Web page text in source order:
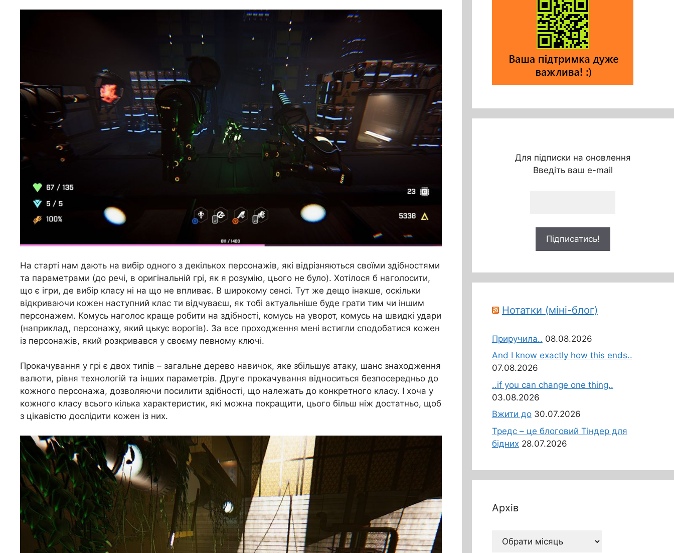
На старті нам дають на вибір одного з декількох персонажів, які відрізняються своїми здібностями
та параметрами (до речі, в оригінальній грі, як я розумію, цього не було). Хотілося б наголосити,
що є ігри, де вибір класу ні на що не впливає. В широкому сенсі. Тут же дещо інакше, оскільки
відкриваючи кожен наступний клас ти відчуваєш, як тобі актуальніше буде грати тим чи іншим
персонажем. Комусь наголос краще робити на здібності, комусь на уворот, комусь на швидкі удари
(наприклад, персонажу, який цькує ворогів). За все проходження мені встигли сподобатися кожен
із персонажів, який розкривався у своєму певному ключі.
Прокачування у грі є двох типів – загальне дерево навичок, яке збільшує атаку, шанс знаходження
валюти, рівня технологій та інших параметрів. Друге прокачування відноситься безпосередньо до
кожного персонажа, дозволяючи посилити здібності, що належать до конкретного класу. І хоча у
кожного класу всього кілька характеристик, які можна покращити, цього більш ніж достатньо, щоб
з цікавістю дослідити кожен із них.
Для підписки на оновлення
Введіть ваш e-mail
Нотатки (міні-блог)
Приручила.. 08.08.2026
And I know exactly how this ends..
07.08.2026
..if you can change one thing..
03.08.2026
Вжити до 30.07.2026
Тредс – це блоговий Тіндер для
бідних 28.07.2026
Архів
Архів